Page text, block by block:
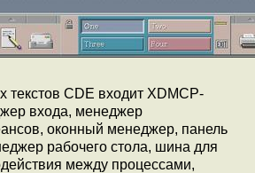
текстов CDE входит XDMCP-
входа, менеджер
оконный менеджер, панель
рабочего стола, шина для
между процессами,